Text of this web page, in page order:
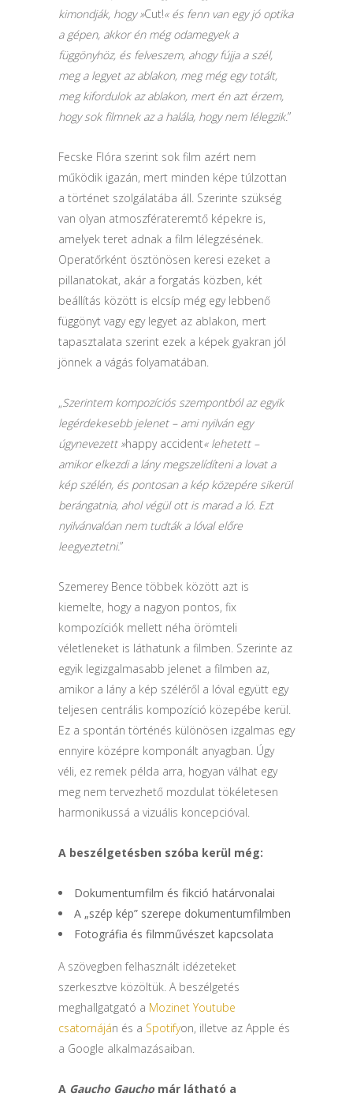
kimondják, hogy »Cut!« és fenn van egy jó optika
a gépen, akkor én még odamegyek a
függönyhöz, és felveszem, ahogy fújja a szél,
meg a legyet az ablakon, meg még egy totált,
meg kifordulok az ablakon, mert én azt érzem,
hogy sok filmnek az a halála, hogy nem lélegzik.”
Fecske Flóra szerint sok film azért nem
működik igazán, mert minden képe túlzottan
a történet szolgálatába áll. Szerinte szükség
van olyan atmoszférateremtő képekre is,
amelyek teret adnak a film lélegzésének.
Operatőrként ösztönösen keresi ezeket a
pillanatokat, akár a forgatás közben, két
beállítás között is elcsíp még egy lebbenő
függönyt vagy egy legyet az ablakon, mert
tapasztalata szerint ezek a képek gyakran jól
jönnek a vágás folyamatában.
„Szerintem kompozíciós szempontból az egyik
legérdekesebb jelenet – ami nyilván egy
úgynevezett »happy accident« lehetett –
amikor elkezdi a lány megszelídíteni a lovat a
kép szélén, és pontosan a kép közepére sikerül
berángatnia, ahol végül ott is marad a ló. Ezt
nyilvánvalóan nem tudták a lóval előre
leegyeztetni.”
Szemerey Bence többek között azt is
kiemelte, hogy a nagyon pontos, fix
kompozíciók mellett néha örömteli
véletleneket is láthatunk a filmben. Szerinte az
egyik legizgalmasabb jelenet a filmben az,
amikor a lány a kép széléről a lóval együtt egy
teljesen centrális kompozíció közepébe kerül.
Ez a spontán történés különösen izgalmas egy
ennyire középre komponált anyagban. Úgy
véli, ez remek példa arra, hogyan válhat egy
meg nem tervezhető mozdulat tökéletesen
harmonikussá a vizuális koncepcióval.
A beszélgetésben szóba kerül még:
Dokumentumfilm és fikció határvonalai
A „szép kép” szerepe dokumentumfilmben
Fotográfia és filmművészet kapcsolata
A szövegben felhasznált idézeteket
szerkesztve közöltük. A beszélgetés
meghallgatgató a Mozinet Youtube
csatornáján és a Spotifyon, illetve az Apple és
a Google alkalmazásaiban.
A Gaucho Gaucho már látható a